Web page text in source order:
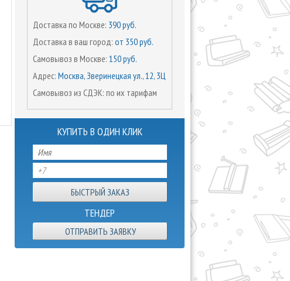
Доставка по Москве: 390 руб.
Доставка в ваш город: от 350 руб.
Самовывоз в Москве: 150 руб.
Адрес: Москва, Зверинецкая ул., 12, 3Ц
Самовывоз из СДЭК: по их тарифам
КУПИТЬ В ОДИН КЛИК
ТЕНДЕР
ОТПРАВИТЬ ЗАЯВКУ